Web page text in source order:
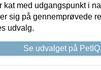
kat med udgangspunkt i
sig på gennemprøvede
udvalg.
Se udvalget på